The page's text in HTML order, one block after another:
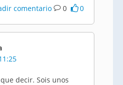
comentario 0 0
decir. Sois unos